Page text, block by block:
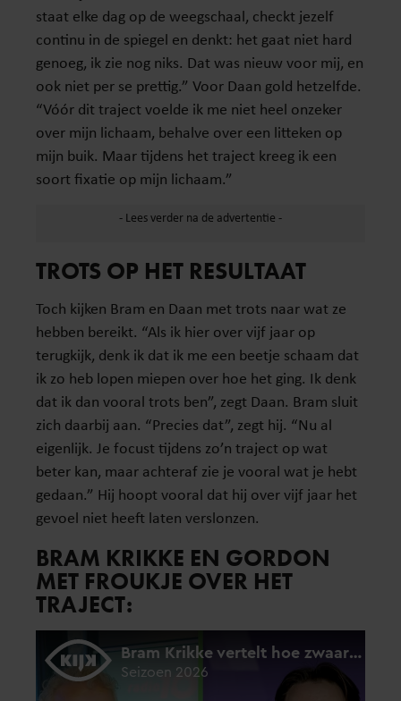
staat elke dag op de weegschaal, checkt jezelf
continu in de spiegel en denkt: het gaat niet hard
genoeg, ik zie nog niks. Dat was nieuw voor mij, en
ook niet per se prettig.” Voor Daan gold hetzelfde.
“Vóór dit traject voelde ik me niet heel onzeker
over mijn lichaam, behalve over een litteken op
mijn buik. Maar tijdens het traject kreeg ik een
soort fixatie op mijn lichaam.”
TROTS OP HET RESULTAAT
Toch kijken Bram en Daan met trots naar wat ze
hebben bereikt. “Als ik hier over vijf jaar op
terugkijk, denk ik dat ik me een beetje schaam dat
ik zo heb lopen miepen over hoe het ging. Ik denk
dat ik dan vooral trots ben”, zegt Daan. Bram sluit
zich daarbij aan. “Precies dat”, zegt hij. “Nu al
eigenlijk. Je focust tijdens zo’n traject op wat
beter kan, maar achteraf zie je vooral wat je hebt
gedaan.” Hij hoopt vooral dat hij over vijf jaar het
gevoel niet heeft laten verslonzen.
BRAM KRIKKE EN GORDON
MET FROUKJE OVER HET
TRAJECT: